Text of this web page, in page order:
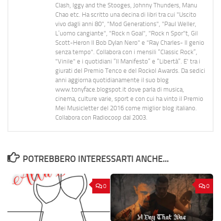
Clash, Iggy and the Stooges, Johnny Thunders, Manu
Chao etc. Ha scritto una decina di libri tra cui "Uscito
vivo dagli anni 80", "Mod Generations", "Paul Weller,
L’uomo cangiante", "Rock n Goal", "Rock n Spor"t, Gil
Scott-Heron Il Bob Dylan Nero" e "Ray Charles- Il genio
senza tempo". Collabora con i mensili “Classic Rock”,
"Vinile" e i quotidiani “Il Manifesto” e “Libertà”. E' tra i
giurati del Premio Tenco e del Rockol Awards. Da sedici
anni aggiorna quotidianamente il suo blog
www.tonyface.blogspot.it dove parla di musica,
cinema, culture varie, sport e con cui ha vinto il Premio
Mei Musicletter del 2016 come miglior blog italiano.
Collabora con Radiocoop dal 2003.
POTREBBERO INTERESSARTI ANCHE...
0 0